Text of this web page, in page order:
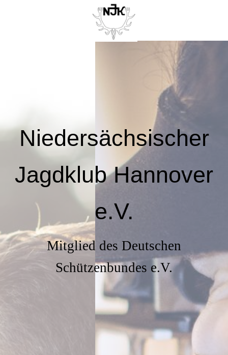
Niedersächsischer
Jagdklub Hannover
e.V.
Mitglied des Deutschen
Schützenbundes e.V.